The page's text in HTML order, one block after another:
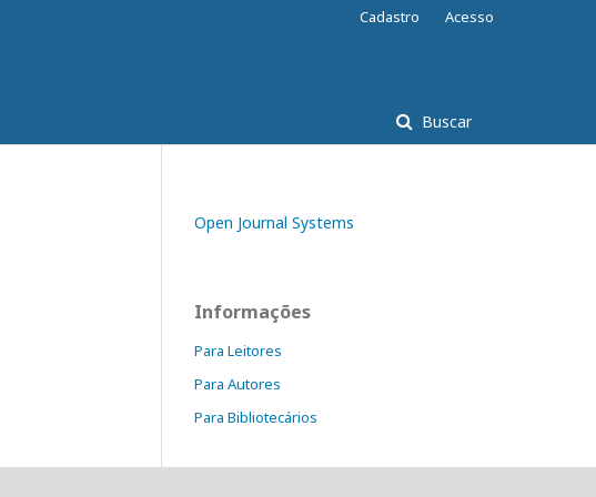
Buscar
Cadastro Acesso
Open Journal Systems
Informações
Para Leitores
Para Autores
Para Bibliotecários